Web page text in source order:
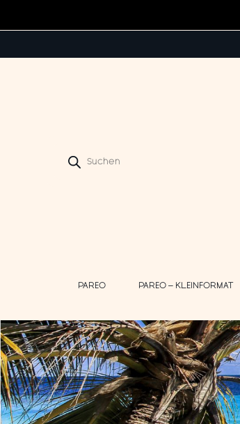
search
PAREO PAREO – KLEINFORMAT